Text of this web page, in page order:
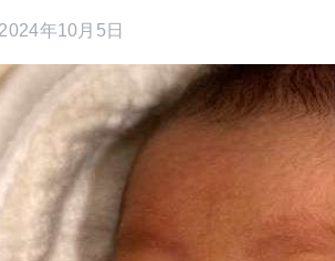
2024年10月5日